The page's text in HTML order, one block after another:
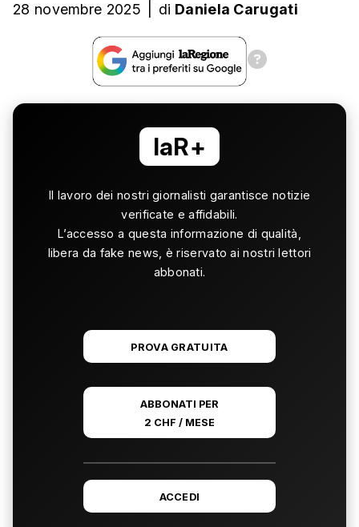
28 novembre 2025 di Daniela Carugati
laR+
Il lavoro dei nostri giornalisti garantisce notizie
verificate e affidabili.
L’accesso a questa informazione di qualità,
libera da fake news, è riservato ai nostri lettori
abbonati.
PROVA GRATUITA
ABBONATI PER
2 CHF / MESE
ACCEDI